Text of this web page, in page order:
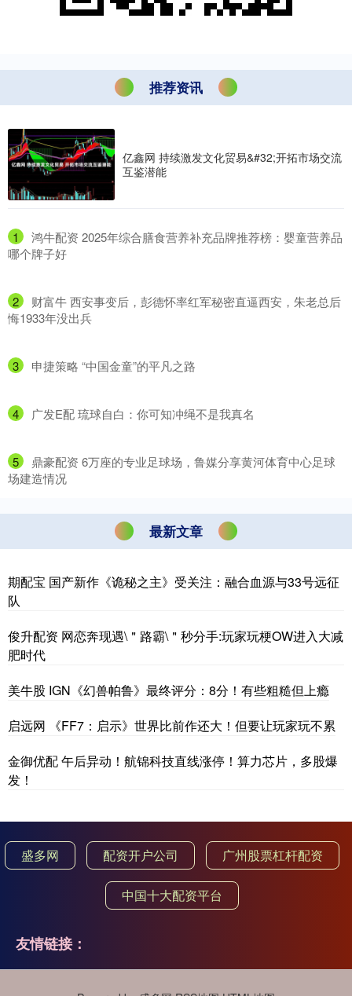
推荐资讯
亿鑫网 持续激发文化贸易&#32;开拓市场交流
互鉴潜能
1
​鸿牛配资 2025年综合膳食营养补充品牌推荐榜：婴童营养品
哪个牌子好
2
​财富牛 西安事变后，彭德怀率红军秘密直逼西安，朱老总后
悔1933年没出兵
3 ​申捷策略 “中国金童”的平凡之路
4 ​广发E配 琉球自白：你可知冲绳不是我真名
5
​鼎豪配资 6万座的专业足球场，鲁媒分享黄河体育中心足球
场建造情况
最新文章
期配宝 国产新作《诡秘之主》受关注：融合血源与33号远征
队
俊升配资 网恋奔现遇\＂路霸\＂秒分手:玩家玩梗OW进入大减
肥时代
美牛股 IGN《幻兽帕鲁》最终评分：8分！有些粗糙但上瘾
启远网 《FF7：启示》世界比前作还大！但要让玩家玩不累
金御优配 午后异动！航锦科技直线涨停！算力芯片，多股爆
发！
盛多网 配资开户公司 广州股票杠杆配资
中国十大配资平台
友情链接：